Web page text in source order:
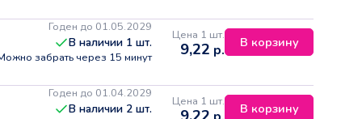
Годен до 01.05.2029
В наличии 1 шт.
забрать через 15 минут
Цена 1 шт.
9,22 р. В корзину
Годен до 01.04.2029
В наличии 2 шт.
Цена 1 шт. В корзину